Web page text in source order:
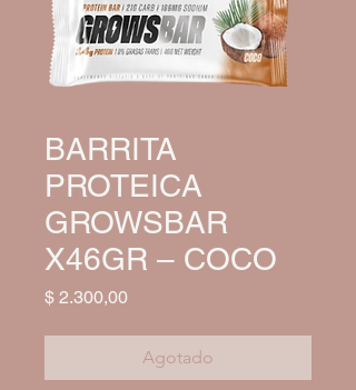
BARRITA
PROTEICA
GROWSBAR
X46GR – COCO
$ 2.300,00Precio
Agotado